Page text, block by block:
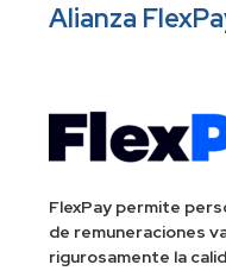
Alianza
FlexPay permite
de remuneraciones
rigurosamente la